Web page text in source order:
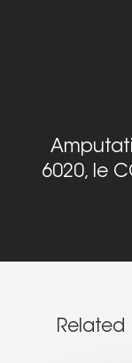
6020, le
Related